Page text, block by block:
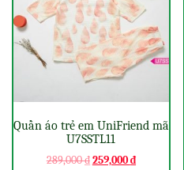
Quần áo trẻ em UniFriend mã
U7SSTL11
289,000₫259,000₫